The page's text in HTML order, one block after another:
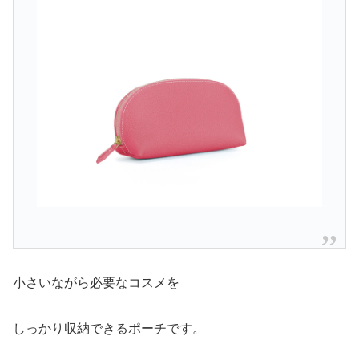
小さいながら必要なコスメを
しっかり収納できるポーチです。